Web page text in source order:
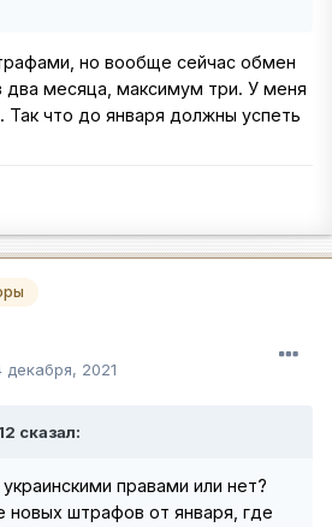
но вообще сейчас обмен
два месяца, максимум три. У меня
что до января должны успеть
декабря, 2021
сказал:
правами или нет?
новых штрафов от января, где